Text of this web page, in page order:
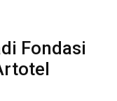
Fondasi